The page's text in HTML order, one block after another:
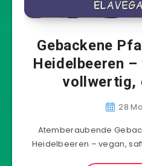
Gebackene
Heidelbeeren
vollwertig,
28
Atemberaubende
Heidelbeeren – vegan,